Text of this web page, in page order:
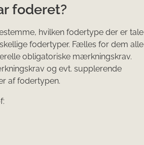
foderet?
hvilken fodertype der er tale
fodertyper. Fælles for dem alle
obligatoriske mærkningskrav.
og evt. supplerende
af fodertypen.